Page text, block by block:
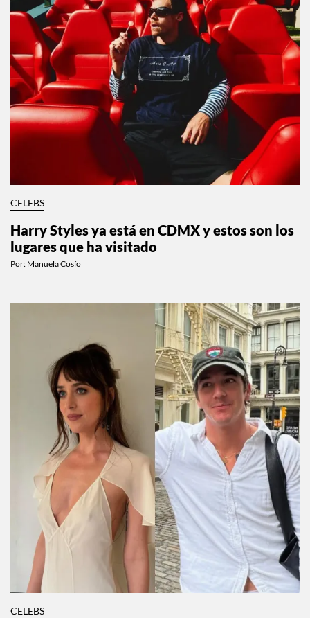
CELEBS
Harry Styles ya está en CDMX y estos son los
lugares que ha visitado
Por: Manuela Cosío
CELEBS